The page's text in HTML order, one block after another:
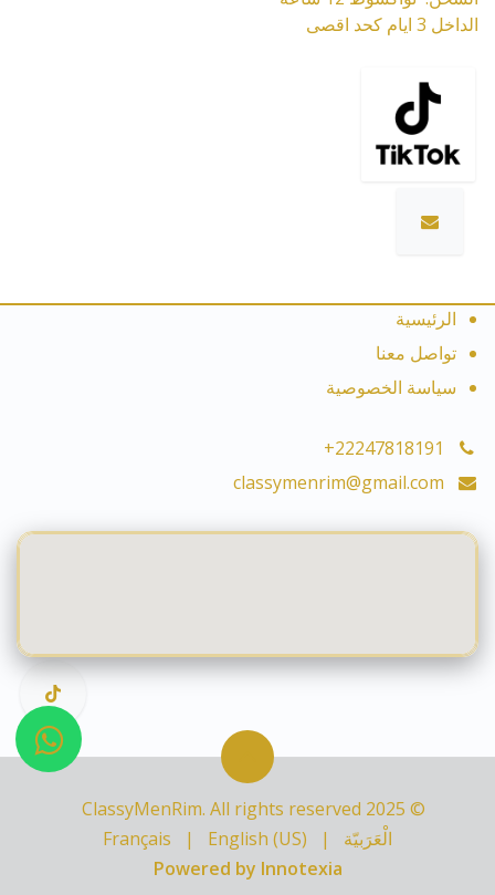
الداخل 3 ايام كحد اقصى
الرئيسية
تواصل معنا
سياسة الخصوصية
+22247818191
classymenrim@gmail.com
© 2025 ClassyMenRim. All rights reserved
الْعَرَبيّة
|
English (US)
|
Français
Powered by Innotexia